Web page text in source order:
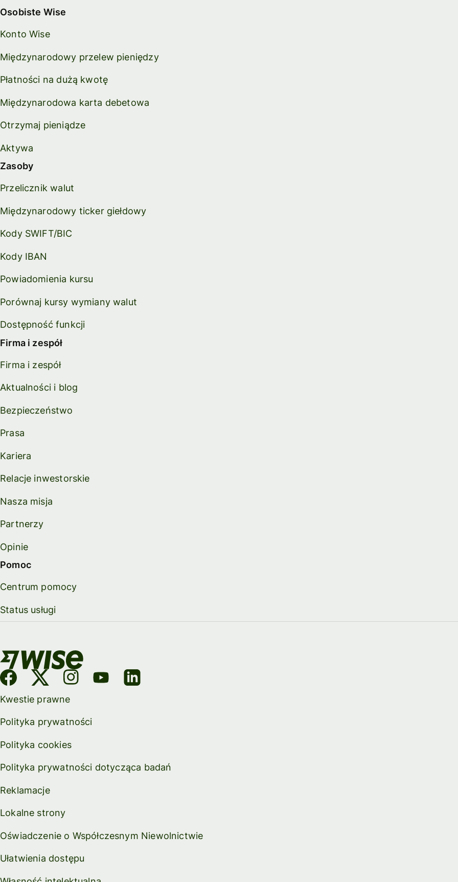
Osobiste Wise
Konto Wise
Międzynarodowy przelew pieniędzy
Płatności na dużą kwotę
Międzynarodowa karta debetowa
Otrzymaj pieniądze
Aktywa
Zasoby
Przelicznik walut
Międzynarodowy ticker giełdowy
Kody SWIFT/BIC
Kody IBAN
Powiadomienia kursu
Porównaj kursy wymiany walut
Dostępność funkcji
Firma i zespół
Firma i zespół
Aktualności i blog
Bezpieczeństwo
Prasa
Kariera
Relacje inwestorskie
Nasza misja
Partnerzy
Opinie
Pomoc
Centrum pomocy
Status usługi
Kwestie prawne
Polityka prywatności
Polityka cookies
Polityka prywatności dotycząca badań
Reklamacje
Lokalne strony
Oświadczenie o Współczesnym Niewolnictwie
Ułatwienia dostępu